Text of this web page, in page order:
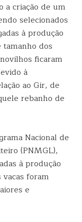
a criação de um
selecionados
à produção
dos
ficaram
à
ao Gir, de
rebanho de
Nacional de
(PNMGL),
à produção
foram
e